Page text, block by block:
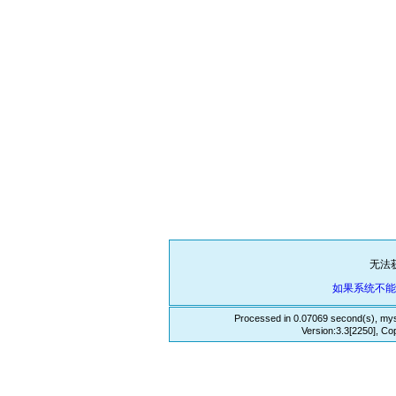
无法
如果系统不
Processed in 0.07069 second(s),
Version:3.3[2250],